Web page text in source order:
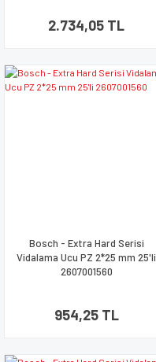
2.734,05 TL
Bosch - Extra Hard Serisi
Vidalama Ucu PZ 2*25 mm 25'li
2607001560
954,25 TL